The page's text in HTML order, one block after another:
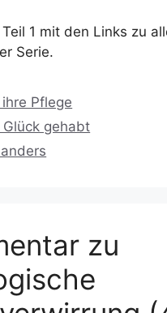
1 mit den Links zu
Serie.
Pflege
gehabt
zu